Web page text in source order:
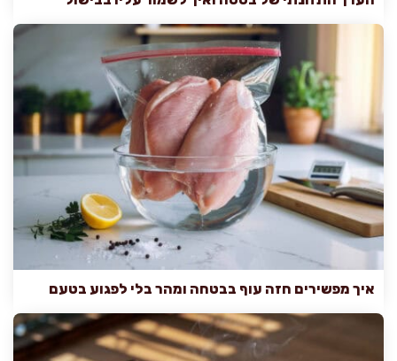
איך מפשירים חזה עוף בבטחה ומהר בלי לפגוע בטעם